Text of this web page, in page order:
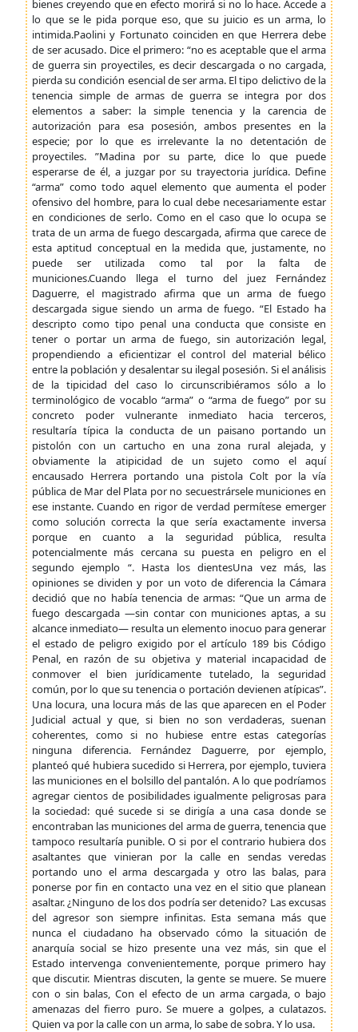
bienes creyendo que en efecto morirá si no lo hace. Accede a
lo que se le pida porque eso, que su juicio es un arma, lo
intimida.Paolini y Fortunato coinciden en que Herrera debe
de ser acusado. Dice el primero: “no es aceptable que el arma
de guerra sin proyectiles, es decir descargada o no cargada,
pierda su condición esencial de ser arma. El tipo delictivo de la
tenencia simple de armas de guerra se integra por dos
elementos a saber: la simple tenencia y la carencia de
autorización para esa posesión, ambos presentes en la
especie; por lo que es irrelevante la no detentación de
proyectiles. ”Madina por su parte, dice lo que puede
esperarse de él, a juzgar por su trayectoria jurídica. Define
“arma” como todo aquel elemento que aumenta el poder
ofensivo del hombre, para lo cual debe necesariamente estar
en condiciones de serlo. Como en el caso que lo ocupa se
trata de un arma de fuego descargada, afirma que carece de
esta aptitud conceptual en la medida que, justamente, no
puede ser utilizada como tal por la falta de
municiones.Cuando llega el turno del juez Fernández
Daguerre, el magistrado afirma que un arma de fuego
descargada sigue siendo un arma de fuego. “El Estado ha
descripto como tipo penal una conducta que consiste en
tener o portar un arma de fuego, sin autorización legal,
propendiendo a eficientizar el control del material bélico
entre la población y desalentar su ilegal posesión. Si el análisis
de la tipicidad del caso lo circunscribiéramos sólo a lo
terminológico de vocablo “arma” o “arma de fuego” por su
concreto poder vulnerante inmediato hacia terceros,
resultaría típica la conducta de un paisano portando un
pistolón con un cartucho en una zona rural alejada, y
obviamente la atipicidad de un sujeto como el aquí
encausado Herrera portando una pistola Colt por la vía
pública de Mar del Plata por no secuestrársele municiones en
ese instante. Cuando en rigor de verdad permítese emerger
como solución correcta la que sería exactamente inversa
porque en cuanto a la seguridad pública, resulta
potencialmente más cercana su puesta en peligro en el
segundo ejemplo “. Hasta los dientesUna vez más, las
opiniones se dividen y por un voto de diferencia la Cámara
decidió que no había tenencia de armas: “Que un arma de
fuego descargada —sin contar con municiones aptas, a su
alcance inmediato— resulta un elemento inocuo para generar
el estado de peligro exigido por el artículo 189 bis Código
Penal, en razón de su objetiva y material incapacidad de
conmover el bien jurídicamente tutelado, la seguridad
común, por lo que su tenencia o portación devienen atípicas”.
Una locura, una locura más de las que aparecen en el Poder
Judicial actual y que, si bien no son verdaderas, suenan
coherentes, como si no hubiese entre estas categorías
ninguna diferencia. Fernández Daguerre, por ejemplo,
planteó qué hubiera sucedido si Herrera, por ejemplo, tuviera
las municiones en el bolsillo del pantalón. A lo que podríamos
agregar cientos de posibilidades igualmente peligrosas para
la sociedad: qué sucede si se dirigía a una casa donde se
encontraban las municiones del arma de guerra, tenencia que
tampoco resultaría punible. O si por el contrario hubiera dos
asaltantes que vinieran por la calle en sendas veredas
portando uno el arma descargada y otro las balas, para
ponerse por fin en contacto una vez en el sitio que planean
asaltar. ¿Ninguno de los dos podría ser detenido? Las excusas
del agresor son siempre infinitas. Esta semana más que
nunca el ciudadano ha observado cómo la situación de
anarquía social se hizo presente una vez más, sin que el
Estado intervenga convenientemente, porque primero hay
que discutir. Mientras discuten, la gente se muere. Se muere
con o sin balas, Con el efecto de un arma cargada, o bajo
amenazas del fierro puro. Se muere a golpes, a culatazos.
Quien va por la calle con un arma, lo sabe de sobra. Y lo usa.